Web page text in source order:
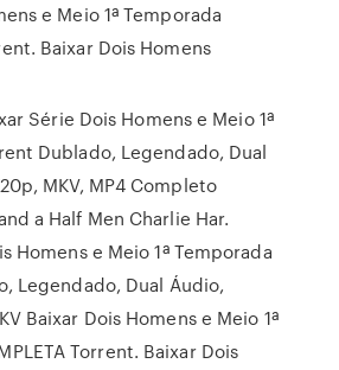
e Meio 1ª Temporada
Baixar Dois Homens
Série Dois Homens e Meio 1ª
Dublado, Legendado, Dual
MKV, MP4 Completo
a Half Men Charlie Har.
Homens e Meio 1ª Temporada
Legendado, Dual Áudio,
Baixar Dois Homens e Meio 1ª
Torrent. Baixar Dois